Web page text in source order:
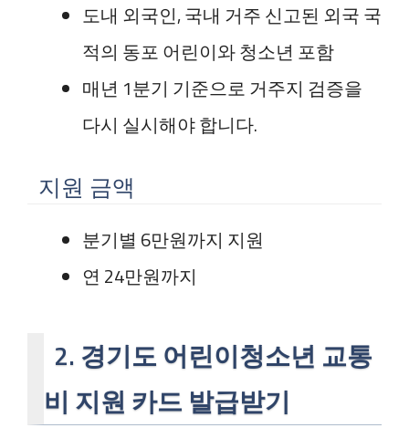
도내 외국인, 국내 거주 신고된 외국 국
적의 동포 어린이와 청소년 포함
매년 1분기 기준으로 거주지 검증을
다시 실시해야 합니다.
지원 금액
분기별 6만원까지 지원
연 24만원까지
2. 경기도 어린이청소년 교통
비 지원 카드 발급받기